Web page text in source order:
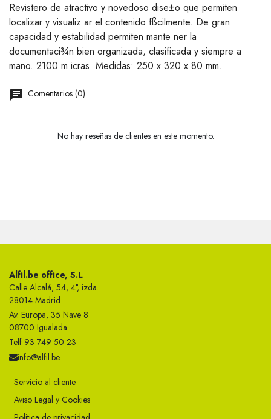
Revistero de atractivo y novedoso dise±o que permiten
localizar y visualiz ar el contenido fßcilmente. De gran
capacidad y estabilidad permiten mante ner la
documentaci¾n bien organizada, clasificada y siempre a
mano. 2100 m icras. Medidas: 250 x 320 x 80 mm.
Comentarios (0)
No hay reseñas de clientes en este momento.
Alfil.be office, S.L
Calle Alcalá, 54, 4°, izda.
28014 Madrid
Av. Europa, 35 Nave 8
08700 Igualada
Telf 93 749 50 23
info@alfil.be
Servicio al cliente
Aviso Legal y Cookies